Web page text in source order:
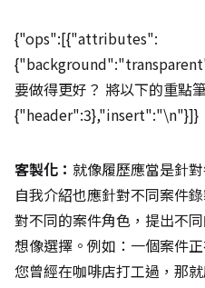
{"ops":[{"attributes":
要做得更好？ 將以下的重
{"header":3},"insert":"\n"}]}
客製化： 就像履歷應當是針
自我介紹也應針對不同案件
對不同的案件角色，提出不
想像選擇。例如：一個案件
您曾經在咖啡店打工過，那